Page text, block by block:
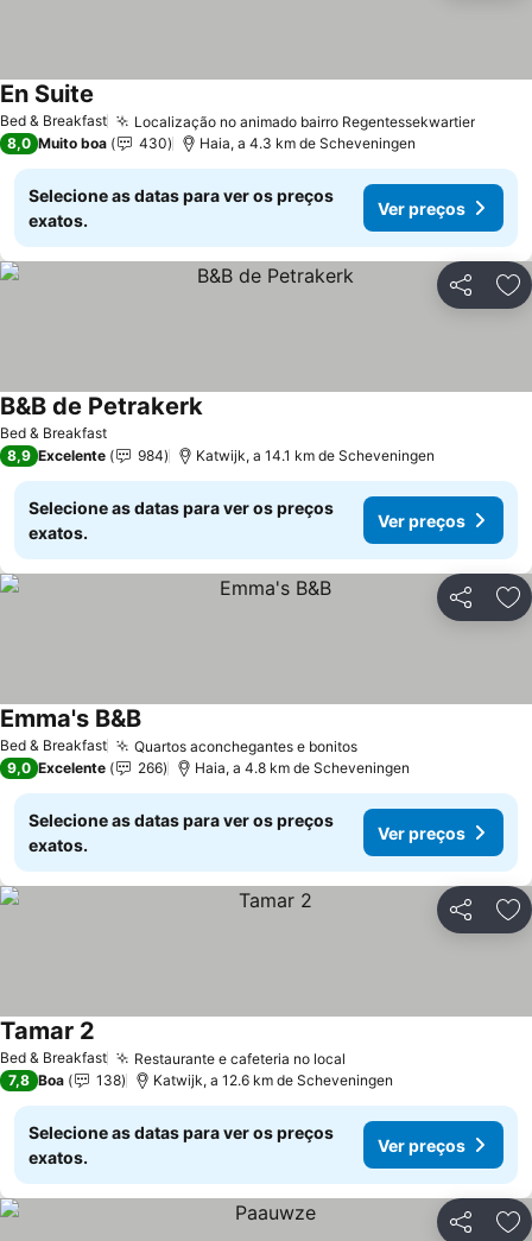
Bed & Breakfast Localização no animado bairro RegentessekwartierVer
En Suite
8,0 Muito boa 430 Haia, a 4.3 km de Scheveningen
Selecione as datas para ver os preços
exatos.
Ver preços
Partilhar
Bed & Breakfast
B&B de PetrakerkVer preços
8,9 Excelente 984 Katwijk, a 14.1 km de Scheveningen
Selecione as datas para ver os preços
exatos.
Ver preços
Partilhar
Bed & Breakfast Quartos aconchegantes e bonitosVer preços
Emma's B&BVer preços
9,0 Excelente 266 Haia, a 4.8 km de Scheveningen
Selecione as datas para ver os preços
exatos.
Ver preços
Partilhar
Bed & Breakfast Restaurante e cafeteria no local
Tamar 2
7,8 Boa 138 Katwijk, a 12.6 km de Scheveningen
Selecione as datas para ver os preços
exatos.
Ver preços
Partilhar